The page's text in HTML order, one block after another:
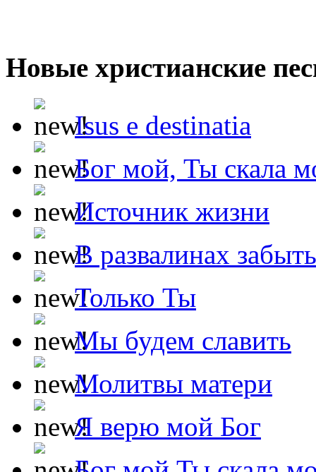
Новые христианские
Isus e destinatia
Бог мой, Ты скала
Источник жизни
В развалинах
Только Ты
Мы будем славить
Молитвы матери
Я верю мой Бог